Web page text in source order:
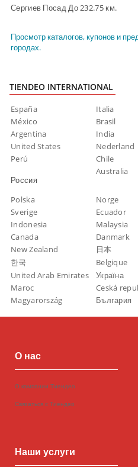
Сергиев Посад До 232.75 км.
Просмотр каталогов, купонов и
городах.
TIENDEO INTERNATIONAL
España Italia
México
Brasil
Argentina
India
United States
Nederland
Perú
Chile
Россия
Australia
Polska Norge
Sverige
Ecuador
Indonesia
Malaysia
Canada
Danmark
New Zealand
日本
한국
Belgique
United Arab Emirates
Україна
Maroc
Ceská
Magyarország
България
О нас
О компании Тиендео
Связаться с Тиендео
Наши услуги